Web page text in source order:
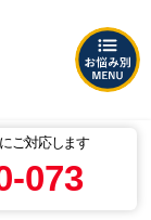
ご対応します
073